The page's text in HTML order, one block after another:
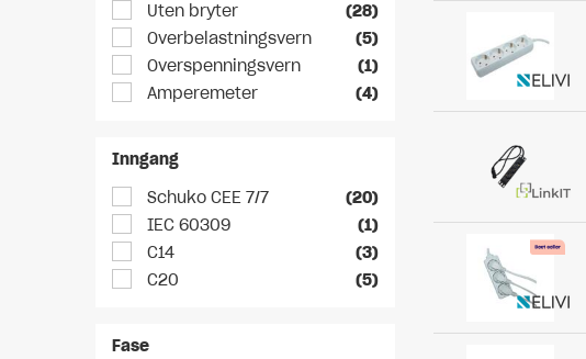
Uten bryter
(28)
Overbelastningsvern
(5)
Overspenningsvern
(1)
Amperemeter
(4)
Inngang
Schuko CEE 7/7
(20)
IEC 60309
(1)
C14
(3)
C20
(5)
Fase